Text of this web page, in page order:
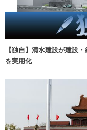
【独自】清水建設が建設
を実用化